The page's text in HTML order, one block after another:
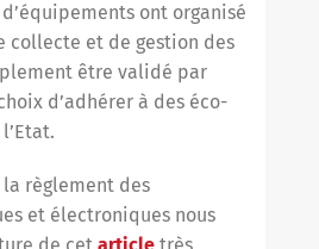
ont organisé
collecte et de gestion des
être validé par
d’adhérer à des éco-
la règlement des
et électroniques nous